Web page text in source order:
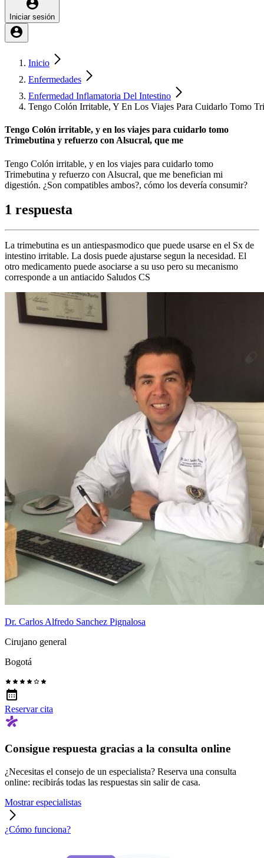
Iniciar sesión
Inicio
Enfermedades
Enfermedad Inflamatoria Del Intestino
Tengo Colón Irritable, Y En Los Viajes Para Cuidarlo Tomo
Tengo Colón irritable, y en los viajes para cuidarlo tomo
Trimebutina y refuerzo con Alsucral, que me
Tengo Colón irritable, y en los viajes para cuidarlo tomo
Trimebutina y refuerzo con Alsucral, que me benefician mi
digestión. ¿Son compatibles ambos?, cómo los devería consumir?
1 respuesta
La trimebutina es un antiespasmodico que puede usarse en el Sx de
intestino irritable. La dosis puede ajustarse segun la necesidad. El
otro medicamento puede asociarse a su uso pero su mecanismo
corresponde a un antiacido Saludos CS
Dr. Carlos Alfredo Sanchez Pignalosa
Cirujano general
Bogotá
Reservar cita
Consigue respuesta gracias a la consulta online
¿Necesitas el consejo de un especialista? Reserva una consulta
online: recibirás todas las respuestas sin salir de casa.
Mostrar especialistas
¿Cómo funciona?